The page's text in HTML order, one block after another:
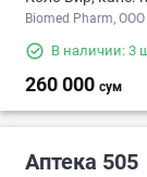
Biomed Pharm,
В наличии: 3
260 000 сум
Аптека 505